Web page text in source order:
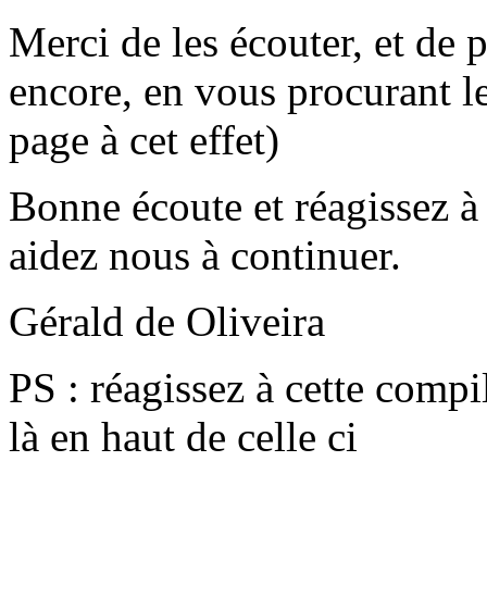
Merci de les écouter, et de
encore, en vous procurant
page à cet effet)
Bonne écoute et réagissez
aidez nous à continuer.
Gérald de Oliveira
PS : réagissez à cette
là en haut de celle ci